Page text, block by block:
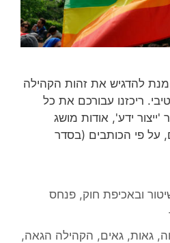
להדגיש את זהות הקהילה
ריכזנו עבורכם את כל
ידע', אודות מושג
על פי הכותבים (בסדר
ובאכיפת חוק,פנחס
,גאות,גאים, הקהילה הגאה,